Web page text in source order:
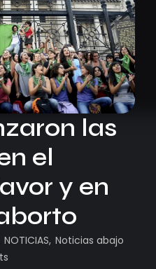
las
el
y en
NOTICIAS, Noticias abajo